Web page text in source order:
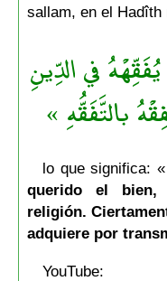
sallam, en el Hadîth
في الدِّينِ
بالتَّفَقُّهِ »
lo que significa: «
querido el
religión.
adquiere por
YouTube: